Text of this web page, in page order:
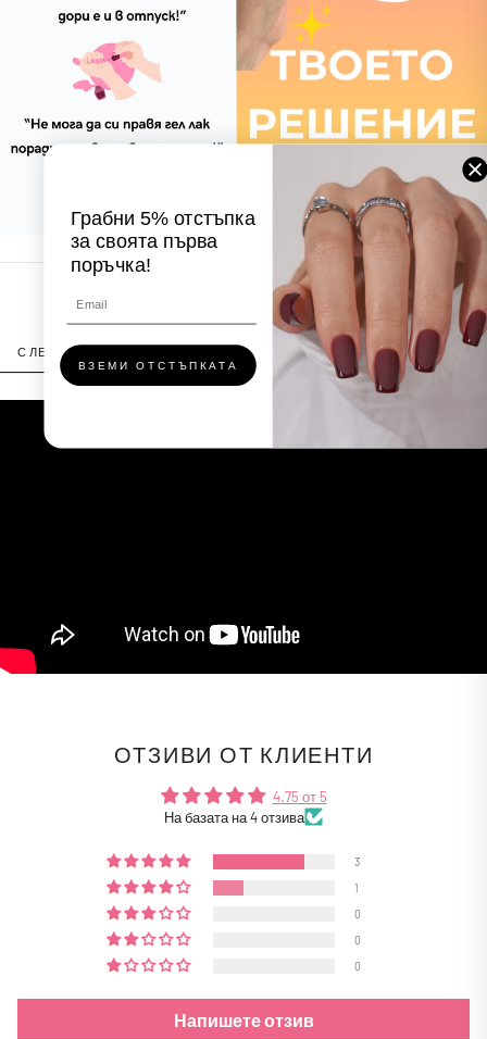
ВИЖ КАК РАБОТИ
С ЛЕПИЛО СВАЛЯНЕ — СЕРУМ СВАЛЯНЕ — ВОДА
ОТЗИВИ ОТ КЛИЕНТИ
4.75 от 5
На базата на 4 отзива
3
1
0
0
0
Напишете отзив
Грабни 5% отстъпка
за своята първа
поръчка!
ВЗЕМИ ОТСТЪПКАТА